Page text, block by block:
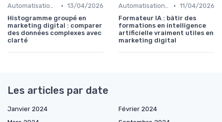
Automatisation du Marketing • 13/04/2026
Histogramme groupé en
marketing digital : comparer
des données complexes avec
clarté
Automatisation du Marketing • 11/04/2026
Formateur IA : bâtir des
formations en intelligence
artificielle vraiment utiles en
marketing digital
Les articles par date
Janvier 2024
Février 2024